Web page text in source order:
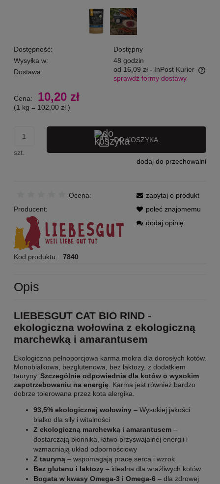
Dostępność:
Dostępny
Wysyłka w:
48 godzin
Dostawa:
od 16,09 zł - InPost Kurier
Cena nie zawiera ewentualnych kosztów płatności
sprawdź formy dostawy
Cena: 10,20 zł
(1 kg = 102,00 zł )
szt.
DO KOSZYKA
dodaj do przechowalni
Ocena:
Producent:
Kod produktu: 7840
zapytaj o produkt
poleć znajomemu
dodaj opinię
Opis
LIEBESGUT CAT BIO RIND -
ekologiczna wołowina z ekologiczną
marchewką i amarantusem
Ekologiczna pełnoporcjowa karma mokra dla dorosłych kotów.
Monobiałkowa, bezglutenowa, bez laktozy, z dodatkiem
tauryny. Szczególnie odpowiednia dla kotów o wysokim
zapotrzebowaniu na energię. Karma jest również bardzo
dobrze tolerowana przez kota alergika.
93,5% ekologicznej wołowiny – Wysokiej jakości
białko dla siły i witalności
Z ekologiczną marchewką i amarantusem –
dostarczają błonnika, łatwo przyswajalnej energii i
wzmacniają układ odpornościowy
Z tauryną – wspomagają pracę serca i wzrok
Bez glutenu i laktozy – idealna dla wrażliwych kotów
Bogata w kwasy Omega-3 i Omega-6 – dla zdrowej